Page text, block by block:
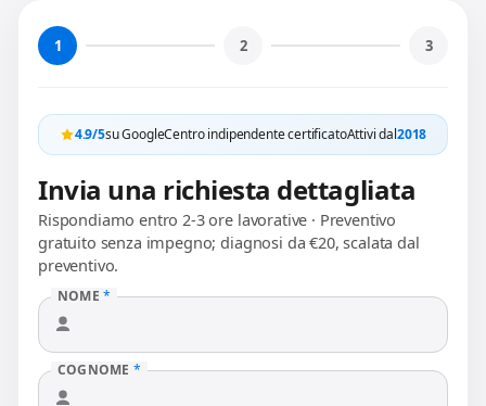
1 2 3
4.9/5su GoogleCentro indipendente certificatoAttivi dal2018
Invia una richiesta dettagliata
Rispondiamo entro 2-3 ore lavorative · Preventivo
gratuito senza impegno; diagnosi da €20, scalata dal
preventivo.
NOME*
COGNOME *